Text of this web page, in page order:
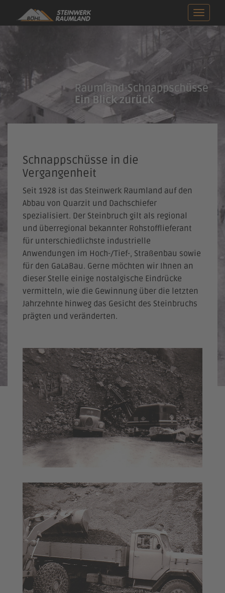
ein-/
Schnappschüsse in die
Vergangenheit
Seit 1928 ist das Steinwerk Raumland auf den
Abbau von Quarzit und Dachschiefer
spezialisiert. Der Steinbruch gilt als regional
und überregional bekannter Rohstofflieferant
für unterschiedlichste industrielle
Anwendungen im Hoch-/Tief-, Straßenbau sowie
für den GaLaBau. Gerne möchten wir Ihnen an
dieser Stelle einige nostalgische Eindrücke
vermitteln, wie die Gewinnung über die letzten
Jahrzehnte hinweg das Gesicht des Steinbruchs
prägten und veränderten.